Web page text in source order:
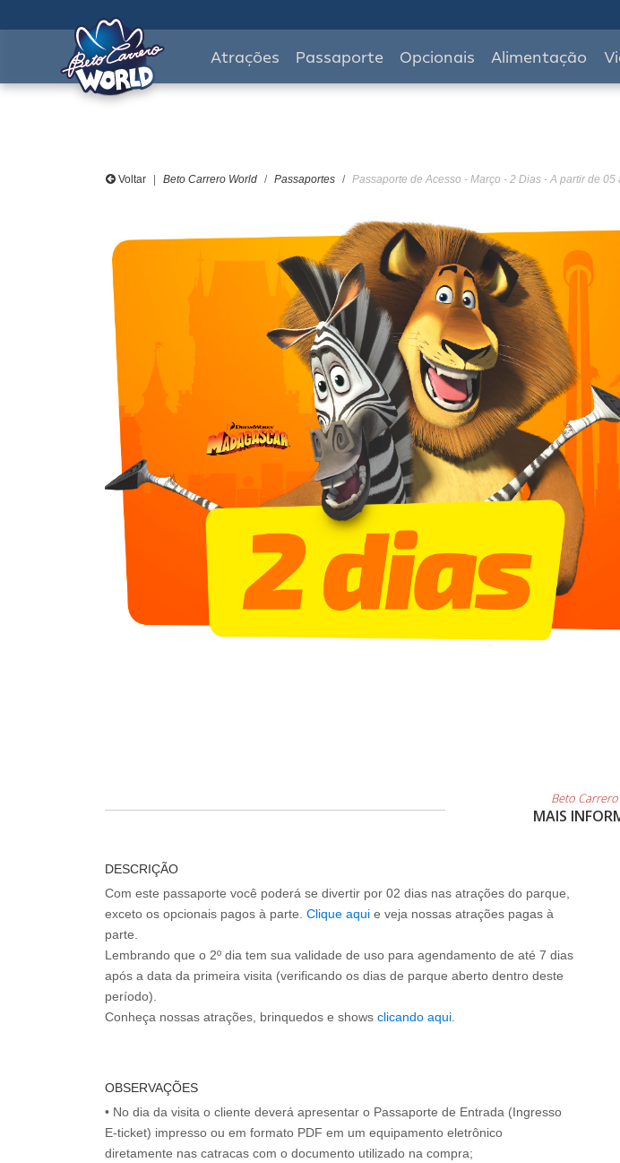
Atrações Passaporte Opcionais Alimentação
Voltar Beto Carrero World Passaportes Passaporte de Acesso - Março - 2 Dias - A partir de 05
Beto
MAIS
DESCRIÇÃO
Com este passaporte você poderá se divertir por 02 dias nas atrações do parque,
exceto os opcionais pagos à parte. Clique aqui e veja nossas atrações pagas à
parte.
Lembrando que o 2º dia tem sua validade de uso para agendamento de até 7 dias
após a data da primeira visita (verificando os dias de parque aberto dentro deste
período).
Conheça nossas atrações, brinquedos e shows clicando aqui
OBSERVAÇÕES
• No dia da visita o cliente deverá apresentar o Passaporte de Entrada (Ingresso
E-ticket) impresso ou em formato PDF em um equipamento eletrônico
diretamente nas catracas com o documento utilizado na compra;